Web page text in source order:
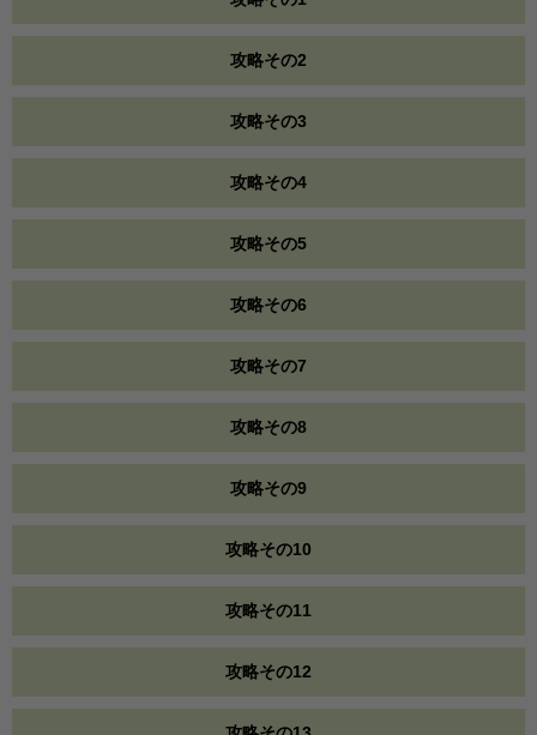
攻略その2
攻略その3
攻略その4
攻略その5
攻略その6
攻略その7
攻略その8
攻略その9
攻略その10
攻略その11
攻略その12